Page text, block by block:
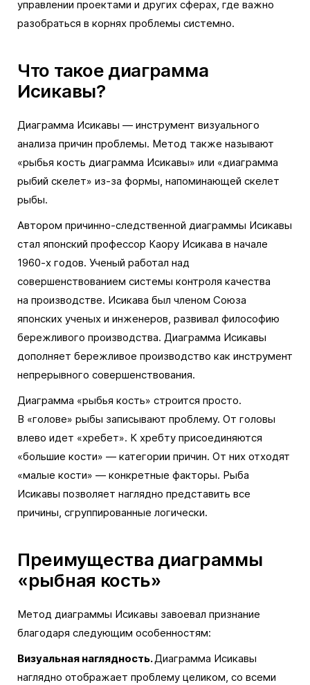
управлении проектами и других сферах, где важно
разобраться в корнях проблемы системно.
Что такое диаграмма
Исикавы?
Диаграмма Исикавы — инструмент визуального
анализа причин проблемы. Метод также называют
«рыбья кость диаграмма Исикавы» или «диаграмма
рыбий скелет» из-за формы, напоминающей скелет
рыбы.
Автором причинно-следственной диаграммы Исикавы
стал японский профессор Каору Исикава в начале
1960-х годов. Ученый работал над
совершенствованием системы контроля качества
на производстве. Исикава был членом Союза
японских ученых и инженеров, развивал философию
бережливого производства. Диаграмма Исикавы
дополняет бережливое производство как инструмент
непрерывного совершенствования.
Диаграмма «рыбья кость» строится просто.
В «голове» рыбы записывают проблему. От головы
влево идет «хребет». К хребту присоединяются
«большие кости» — категории причин. От них отходят
«малые кости» — конкретные факторы. Рыба
Исикавы позволяет наглядно представить все
причины, сгруппированные логически.
Преимущества диаграммы
«рыбная кость»
Метод диаграммы Исикавы завоевал признание
благодаря следующим особенностям:
Визуальная наглядность.Диаграмма Исикавы
наглядно отображает проблему целиком, со всеми